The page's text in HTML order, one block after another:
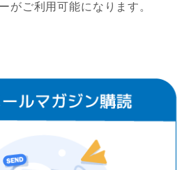
がご利用可能になります。